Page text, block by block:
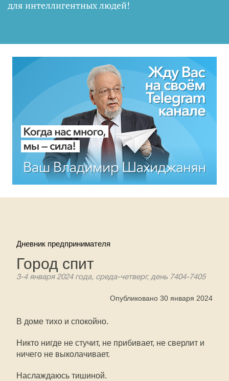
для интеллигентных людей!
Дневник предпринимателя
Город спит
3-4 января 2024 года, среда-четверг, день 7404-7405
Опубликовано 30 января 2024
В доме тихо и спокойно.
Никто нигде не стучит, не прибивает, не сверлит и
ничего не выколачивает.
Наслаждаюсь тишиной.